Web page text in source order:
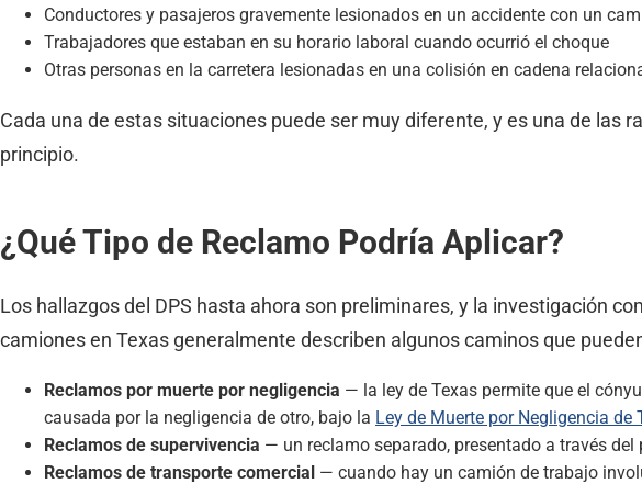
Conductores y pasajeros gravemente lesionados en un accidente con un
Trabajadores que estaban en su horario laboral cuando ocurrió el choque
Otras personas en la carretera lesionadas en una colisión en cadena
Cada una de estas situaciones puede ser muy diferente, y es una de las
principio.
¿Qué Tipo de Reclamo Podría Aplicar?
Los hallazgos del DPS hasta ahora son preliminares, y la investigación
camiones en Texas generalmente describen algunos caminos que
Reclamos por muerte por negligencia — la ley de Texas permite que el
causada por la negligencia de otro, bajo la Ley de Muerte por Negligencia de
Reclamos de supervivencia — un reclamo separado, presentado a través
Reclamos de transporte comercial — cuando hay un camión de trabajo